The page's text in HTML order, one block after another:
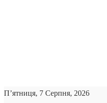
П’ятниця, 7 Серпня, 2026